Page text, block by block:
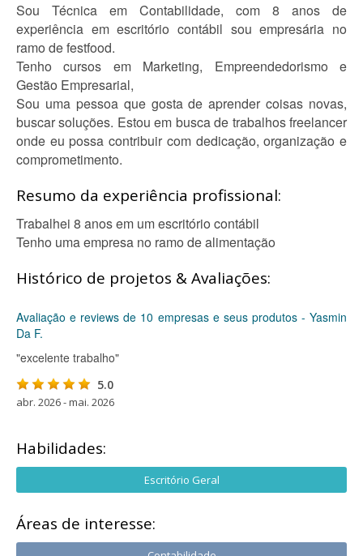
Sou Técnica em Contabilidade, com 8 anos de
experiência em escritório contábil sou empresária no
ramo de festfood.
Tenho cursos em Marketing, Empreendedorismo e
Gestão Empresarial,
Sou uma pessoa que gosta de aprender coisas novas,
buscar soluções. Estou em busca de trabalhos freelancer
onde eu possa contribuir com dedicação, organização e
comprometimento.
Resumo da experiência profissional:
Trabalhei 8 anos em um escritório contábil
Tenho uma empresa no ramo de alimentação
Histórico de projetos & Avaliações:
Avaliação e reviews de 10 empresas e seus produtos - Yasmin
Da F.
"excelente trabalho"
5.0
abr. 2026 - mai. 2026
Habilidades:
Escritório Geral
Áreas de interesse: